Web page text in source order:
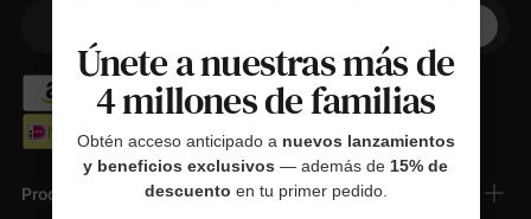
Productos
Su teléfono
Únete a nuestras más de
4 millones de familias
Obtén acceso anticipado a nuevos lanzamientos
y beneficios exclusivos — además de 15% de
descuento en tu primer pedido.